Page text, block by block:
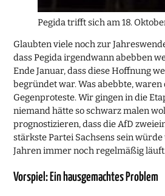
Pegida trifft sich am 18.
Glaubten viele noch zur
dass Pegida irgendwann abebben
Ende Januar, dass diese Hoffnung
begründet war. Was abebbte, waren
Gegenproteste. Wir gingen in die
niemand hätte so schwarz malen
prognostizieren, dass die AfD
stärkste Partei Sachsens sein
Jahren immer noch regelmäßig
Vorspiel: Ein hausgemachtes Problem